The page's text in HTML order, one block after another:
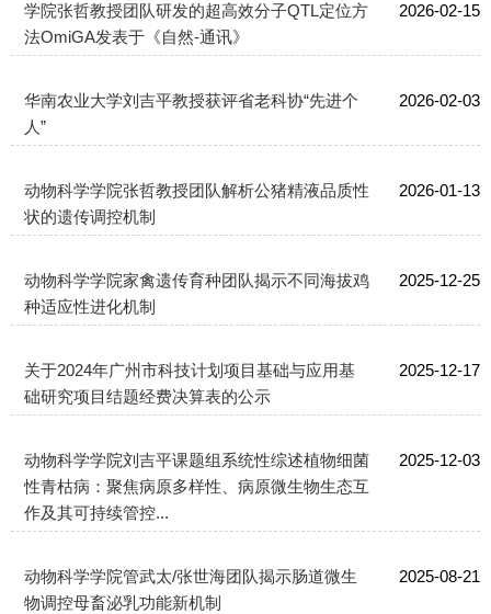
学院张哲教授团队研发的超高效分子QTL定位方
法OmiGA发表于《自然-通讯》
2026-02-15
华南农业大学刘吉平教授获评省老科协“先进个
人”
2026-02-03
动物科学学院张哲教授团队解析公猪精液品质性
状的遗传调控机制
2026-01-13
动物科学学院家禽遗传育种团队揭示不同海拔鸡
种适应性进化机制
2025-12-25
关于2024年广州市科技计划项目基础与应用基
础研究项目结题经费决算表的公示
2025-12-17
动物科学学院刘吉平课题组系统性综述植物细菌
性青枯病：聚焦病原多样性、病原微生物生态互
作及其可持续管控...
2025-12-03
动物科学学院管武太/张世海团队揭示肠道微生
物调控母畜泌乳功能新机制
2025-08-21